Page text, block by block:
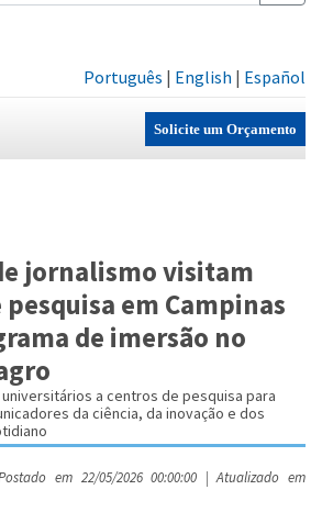
Português | English | Español
Solicite um Orçamento
jornalismo visitam
em Campinas
de imersão no
a centros de pesquisa para
da ciência, da inovação e dos
em 22/05/2026 00:00:00 | Atualizado em